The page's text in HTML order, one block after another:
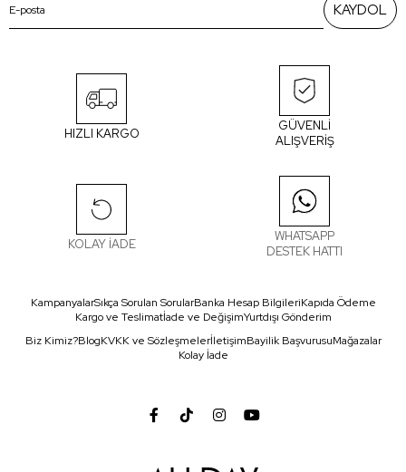
KAYDOL
HIZLI KARGO
GÜVENLİ
ALIŞVERİŞ
KOLAY İADE
WHATSAPP
DESTEK HATTI
KampanyalarSıkça Sorulan SorularBanka Hesap BilgileriKapıda Ödeme
Kargo ve Teslimatİade ve DeğişimYurtdışı Gönderim
Biz Kimiz?BlogKVKK ve SözleşmelerİletişimBayilik BaşvurusuMağazalar
Kolay İade